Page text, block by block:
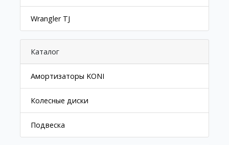
Wrangler TJ
Каталог
Амортизаторы KONI
Колесные диски
Подвеска